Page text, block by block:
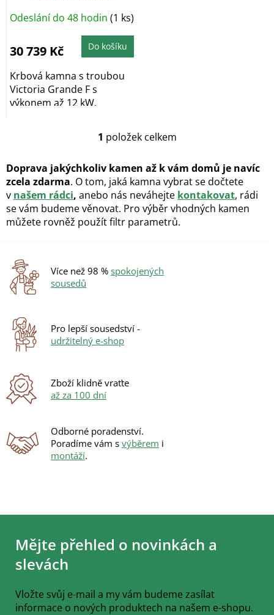
k
Odeslání do 48 hodin (1 ks)
30 739 Kč Do košíku
Krbová kamna s troubou
Victoria Grande F s
výkonem až 12 kW.
O
l
á
d
a
c
í
k
y
i
1 položek celkem
Doprava jakýchkoliv kamen až k vám domů je navíc
zcela zdarma. O tom, jaká kamna vybrat se dočtete
v našem rádci, anebo nás neváhejte kontakovat, rádi
se vám budeme věnovat. Pro výběr vhodných kamen
můžete rovněž použít filtr parametrů.
Více než 98 % spokojených
sousedů
Pro lepší sousedství -
udržitelný e-shop
Zboží klidně vraťte
až za 100 dní
Odborné poradenství.
Poradíme vám s výběrem i
montáží.
Z
Mějte přehled o novinkách a
slevách
Vložte svůj e-mail a my vám budeme zasílat
informace o nových produktech na našem e-shopu.